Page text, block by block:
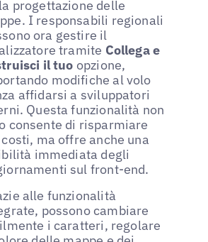
progettazione delle
I responsabili regionali
ora gestire il
tramite Collega e
il tuo opzione,
modifiche al volo
affidarsi a sviluppatori
Questa funzionalità non
consente di risparmiare
ma offre anche una
immediata degli
sul front-end.
alle funzionalità
possono cambiare
i caratteri, regolare